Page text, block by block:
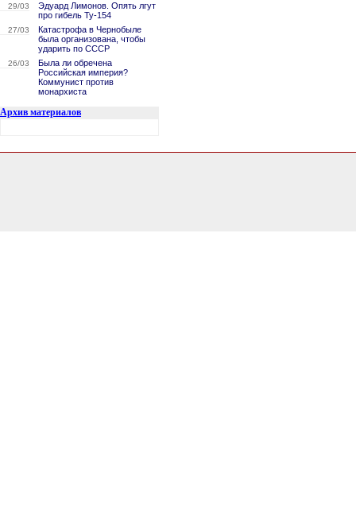
29/03
Эдуард Лимонов. Опять лгут
про гибель Ту-154
27/03
Катастрофа в Чернобыле
была организована, чтобы
ударить по СССР
26/03
Была ли обречена
Российская империя?
Коммунист против
монархиста
Архив материалов